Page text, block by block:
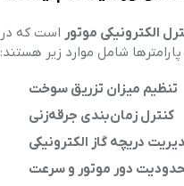
الکترونیکی موتور است که در
پارامترها شامل موارد زیر هستند:
تنظیم میزان تزریق سوخت
کنترل زمان‌بندی جرقه‌زنی
دریچه گاز الکترونیکی
دور موتور و سرعت